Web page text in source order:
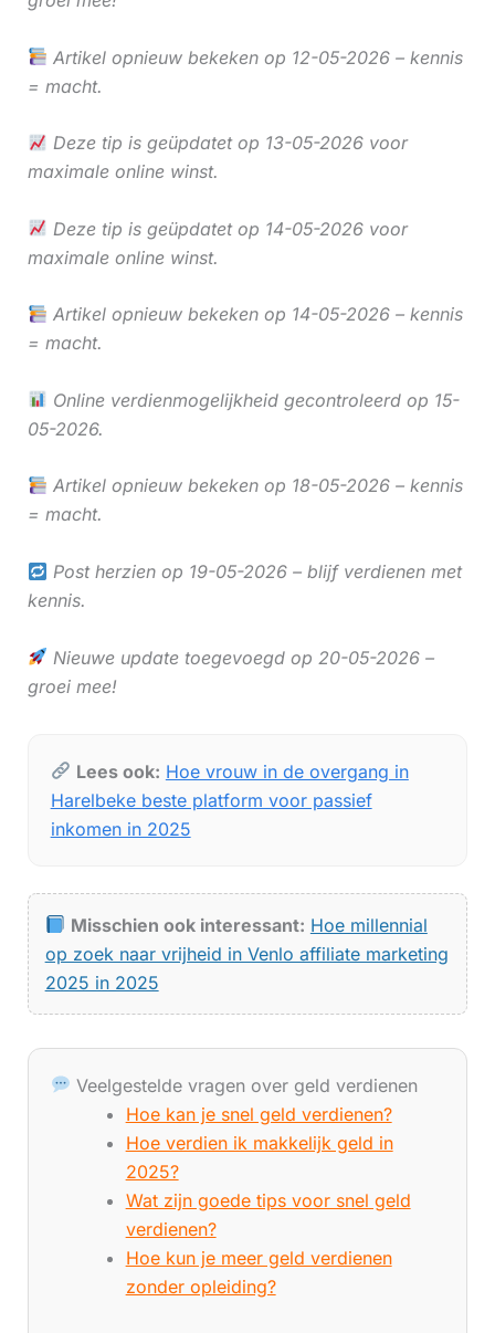
Artikel opnieuw bekeken op 12-05-2026 – kennis
= macht.
Deze tip is geüpdatet op 13-05-2026 voor
maximale online winst.
Deze tip is geüpdatet op 14-05-2026 voor
maximale online winst.
Artikel opnieuw bekeken op 14-05-2026 – kennis
= macht.
Online verdienmogelijkheid gecontroleerd op 15-
05-2026.
Artikel opnieuw bekeken op 18-05-2026 – kennis
= macht.
Post herzien op 19-05-2026 – blijf verdienen met
kennis.
Nieuwe update toegevoegd op 20-05-2026 –
groei mee!
Lees ook: Hoe vrouw in de overgang in
Harelbeke beste platform voor passief
inkomen in 2025
Misschien ook interessant: Hoe millennial
op zoek naar vrijheid in Venlo affiliate marketing
2025 in 2025
Veelgestelde vragen over geld verdienen
Hoe kan je snel geld verdienen?
Hoe verdien ik makkelijk geld in
2025?
Wat zijn goede tips voor snel geld
verdienen?
Hoe kun je meer geld verdienen
zonder opleiding?